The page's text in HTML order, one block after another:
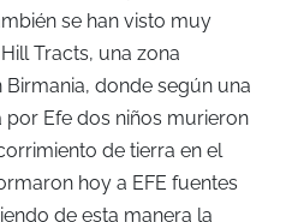
se han visto muy
Tracts, una zona
donde según una
Efe dos niños murieron
de tierra en el
hoy a EFE fuentes
de esta manera la